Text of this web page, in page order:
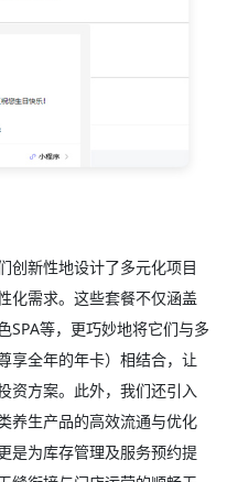
创新性地设计了多元化项目
化需求。这些套餐不仅涵盖
SPA等，更巧妙地将它们与多
享全年的年卡）相结合，让
资方案。此外，我们还引入
养生产品的高效流通与优化
是为库存管理及服务预约提